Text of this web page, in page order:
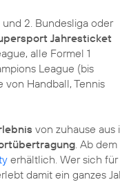
2. Bundesliga oder
Jahresticket
alle Formel 1
League (bis
von Handball, Tennis
von zuhause aus
. Ab
erhältlich. Wer sich
damit ein ganzes